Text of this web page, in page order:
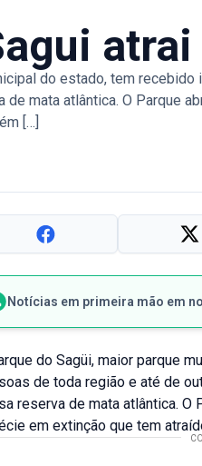
do estado, tem
mata atlântica. O Parque
[…]
Notícias em primeira mão em
do Sagüi, maior parque
de toda região e até de
reserva de mata atlântica. O
em extinção que tem